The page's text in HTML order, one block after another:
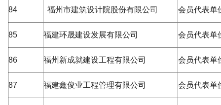
84 福州市建筑设计院股份有限公司 会员代表单
85 福建环晟建设发展有限公司 会员代表单
86 福州新成就建设工程有限公司 会员代表单
87 福建鑫俊业工程管理有限公司 会员代表单